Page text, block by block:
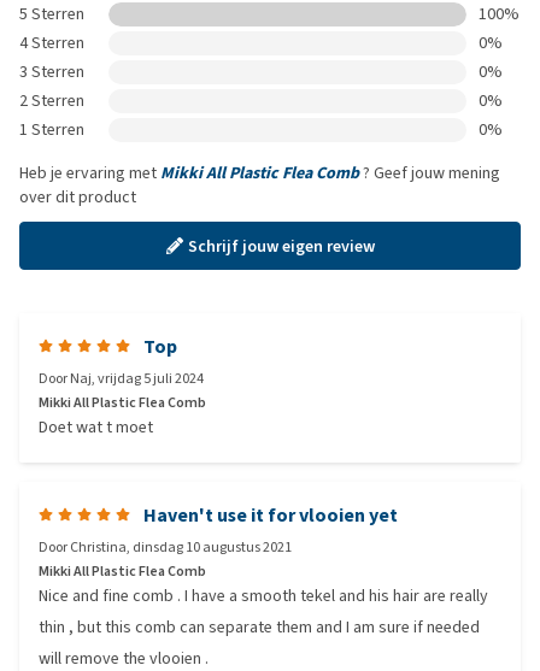
5 Sterren
100%
4 Sterren
0%
3 Sterren
0%
2 Sterren
0%
1 Sterren
0%
Heb je ervaring met Mikki All Plastic Flea Comb? Geef jouw mening
over dit product
Schrijf jouw eigen review
Top
DoorNaj,vrijdag 5 juli 2024
Mikki All Plastic Flea Comb
Doet wat t moet
Haven't use it for vlooien yet
DoorChristina, dinsdag 10 augustus 2021
Mikki All Plastic Flea Comb
Nice and fine comb . I have a smooth tekel and his hair are really
thin , but this comb can separate them and I am sure if needed
will remove the vlooien .